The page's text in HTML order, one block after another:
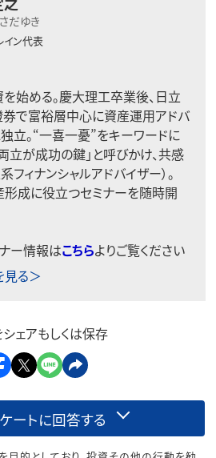
だゆき
イン代表
始める。慶大理工卒業後、日立
券で富裕層中心に資産運用アドバ
立。“一喜一憂”をキーワードに
立が成功の鍵」と呼びかけ、共感
フィナンシャルアドバイザー）。
成に役立つセミナーを随時開
ー情報はこちらよりご覧ください
る＞
ェアもしくは保存
ートに回答する